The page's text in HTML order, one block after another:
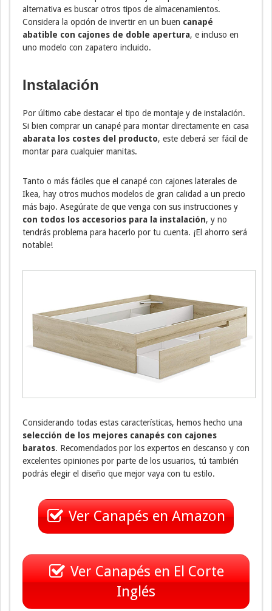
alternativa es buscar otros tipos de almacenamientos.
Considera la opción de invertir en un buen canapé
abatible con cajones de doble apertura, e incluso en
uno modelo con zapatero incluido.
Instalación
Por último cabe destacar el tipo de montaje y de instalación.
Si bien comprar un canapé para montar directamente en casa
abarata los costes del producto, este deberá ser fácil de
montar para cualquier manitas.
Tanto o más fáciles que el canapé con cajones laterales de
Ikea, hay otros muchos modelos de gran calidad a un precio
más bajo. Asegúrate de que venga con sus instrucciones y
con todos los accesorios para la instalación, y no
tendrás problema para hacerlo por tu cuenta. ¡El ahorro será
notable!
Considerando todas estas características, hemos hecho una
selección de los mejores canapés con cajones
baratos. Recomendados por los expertos en descanso y con
excelentes opiniones por parte de los usuarios, tú también
podrás elegir el diseño que mejor vaya con tu estilo.
Ver Canapés en Amazon
Ver Canapés en El Corte
Inglés